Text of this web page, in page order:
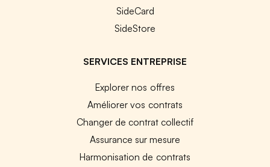
SideCard
SideStore
SERVICES ENTREPRISE
Explorer nos offres
Améliorer vos contrats
Changer de contrat collectif
Assurance sur mesure
Harmonisation de contrats